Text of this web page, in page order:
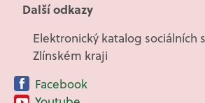
Další odkazy
Elektronický katalog sociálních
Zlínském kraji
Facebook